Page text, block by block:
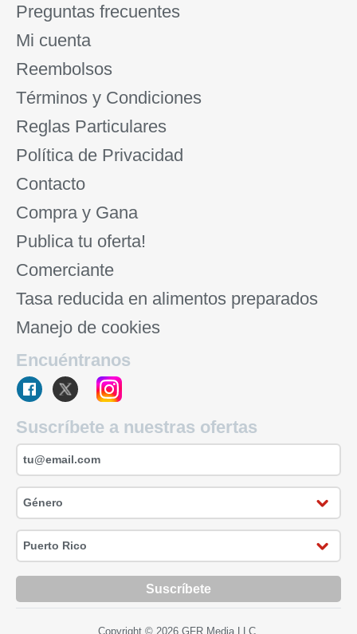
Preguntas frecuentes
Mi cuenta
Reembolsos
Términos y Condiciones
Reglas Particulares
Política de Privacidad
Contacto
Compra y Gana
Publica tu oferta!
Comerciante
Tasa reducida en alimentos preparados
Manejo de cookies
Encuéntranos
Suscríbete a nuestras ofertas
Suscríbete
Copyright © 2026 GFR Media LLC.